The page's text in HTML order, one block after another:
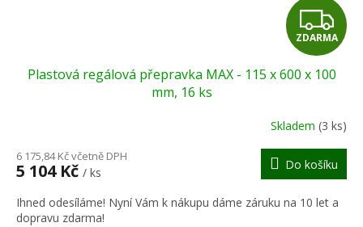
Z
D
A
R
M
A
ZDARMA
Plastová regálová přepravka MAX - 115 x 600 x 100
mm, 16 ks
Skladem (3 ks)
6 175,84 Kč včetně DPH
5 104 Kč / ks
Do košíku
Ihned odesíláme! Nyní Vám k nákupu dáme záruku na 10 let a
dopravu zdarma!